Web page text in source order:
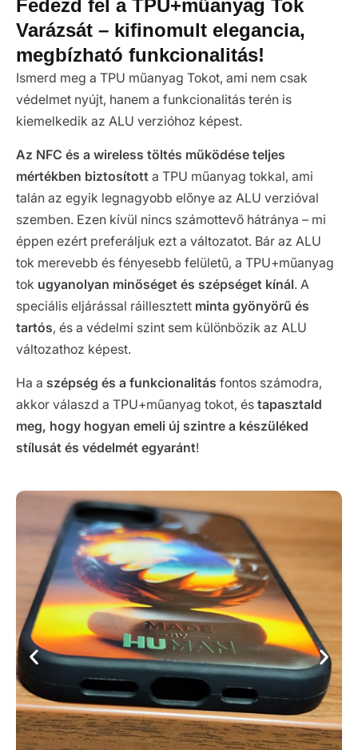
Fedezd fel a TPU+műanyag Tok
Varázsát – kifinomult elegancia,
megbízható funkcionalitás!
Ismerd meg a TPU műanyag Tokot, ami nem csak
védelmet nyújt, hanem a funkcionalitás terén is
kiemelkedik az ALU verzióhoz képest.
Az NFC és a wireless töltés működése teljes
mértékben biztosított a TPU műanyag tokkal, ami
talán az egyik legnagyobb előnye az ALU verzióval
szemben. Ezen kívül nincs számottevő hátránya – mi
éppen ezért preferáljuk ezt a változatot. Bár az ALU
tok merevebb és fényesebb felületű, a TPU+műanyag
tok ugyanolyan minőséget és szépséget kínál. A
speciális eljárással ráillesztett minta gyönyörű és
tartós, és a védelmi szint sem különbözik az ALU
változathoz képest.
Ha a szépség és a funkcionalitás fontos számodra,
akkor válaszd a TPU+műanyag tokot, és tapasztald
meg, hogy hogyan emeli új szintre a készüléked
stílusát és védelmét egyaránt!